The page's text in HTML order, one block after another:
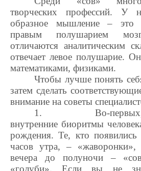
творческих профессий. У
образное мышление –
правым полушарием
отличаются аналитическим
отвечает левое полушарие.
математиками, физиками.
Чтобы лучше понять
затем сделать
внимание на советы
1.
Во-
внутренние биоритмы
рождения. Те, кто
часов утра, –
вечера до полуночи –
«голуби». Если вы не